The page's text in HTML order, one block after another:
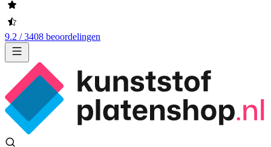
9.2 / 3408 beoordelingen